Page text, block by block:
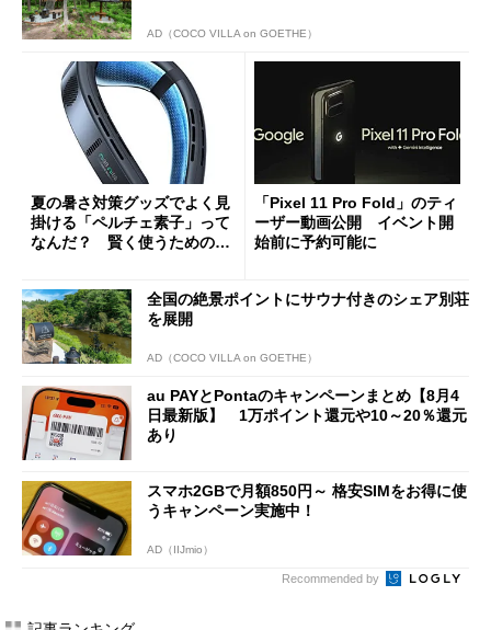
AD（COCO VILLA on GOETHE）
夏の暑さ対策グッズでよく見
掛ける「ペルチェ素子」って
なんだ？ 賢く使うための注
「Pixel 11 Pro Fold」のティ
ーザー動画公開 イベント開
始前に予約可能に
全国の絶景ポイントにサウナ付きのシェア別荘
を展開
AD（COCO VILLA on GOETHE）
au PAYとPontaのキャンペーンまとめ【8月4
日最新版】 1万ポイント還元や10～20％還元
あり
スマホ2GBで月額850円～ 格安SIMをお得に使
うキャンペーン実施中！
AD（IIJmio）
Recommended by